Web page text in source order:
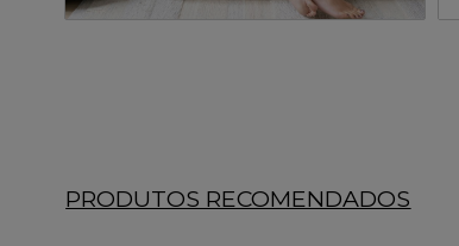
PRODUTOS RECOMENDADOS